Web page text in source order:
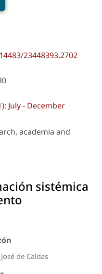
23448393.2702
July - December
academia and
sistémica
de Caldas